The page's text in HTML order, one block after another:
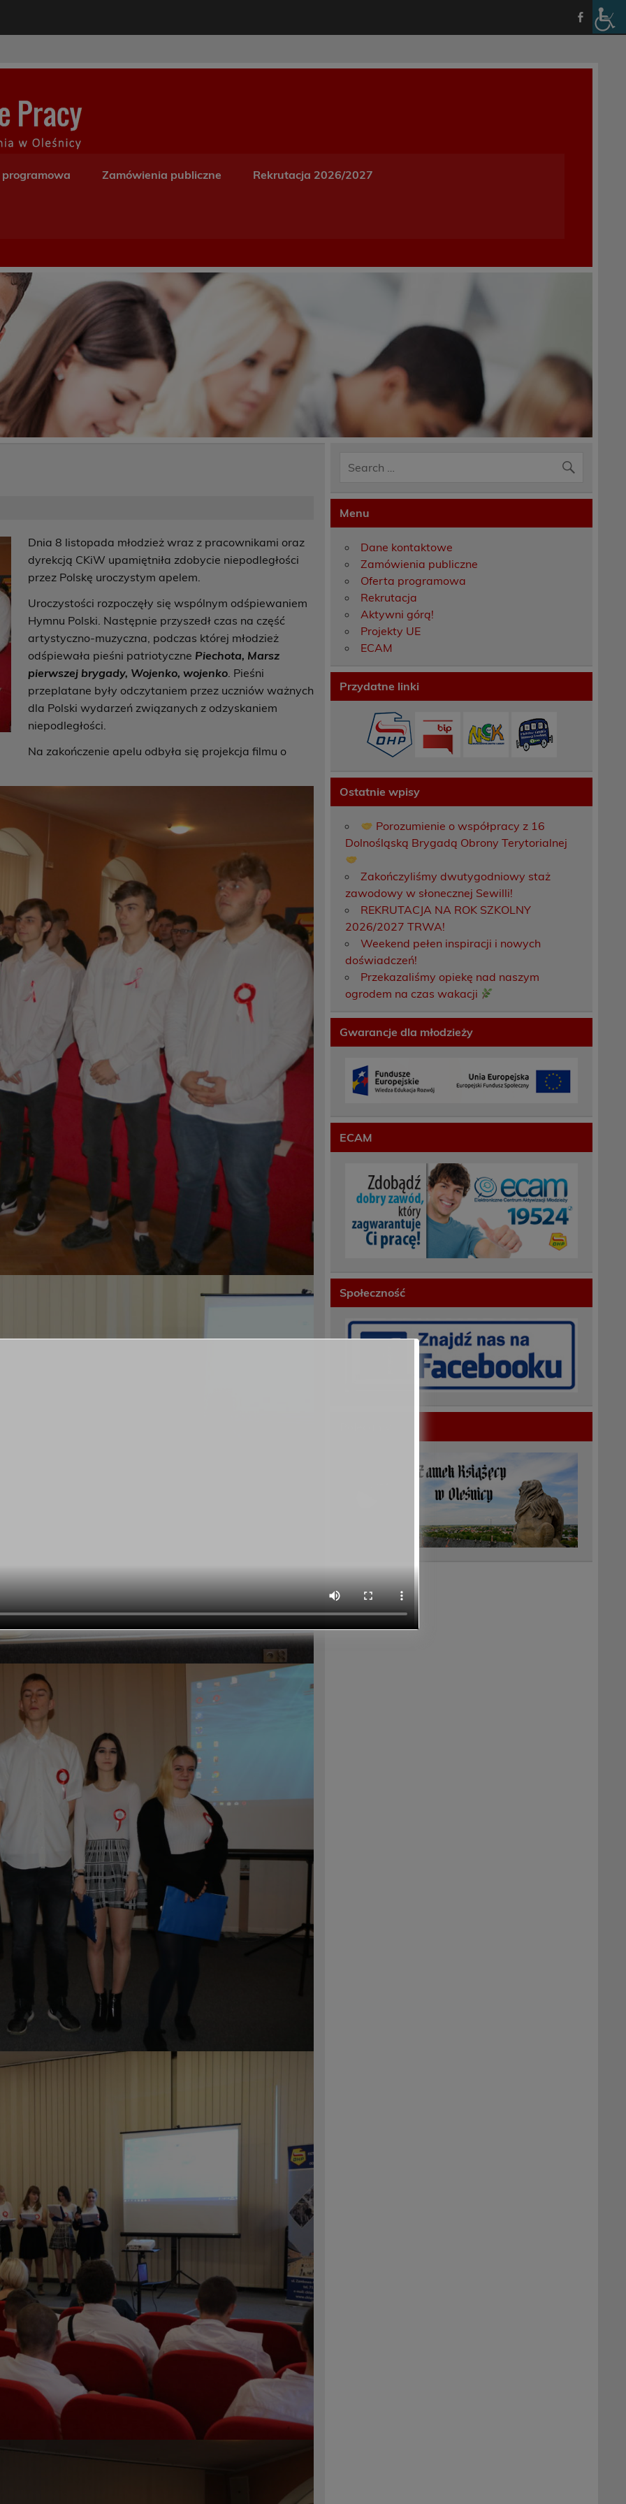
Zamówienia publiczne Rekrutacja 2026/2027
Dnia 8 listopada młodzież wraz z pracownikami oraz
dyrekcją CKiW upamiętniła zdobycie niepodległości
przez Polskę uroczystym apelem.
Uroczystości rozpoczęły się wspólnym odśpiewaniem
Hymnu Polski. Następnie przyszedł czas na część
artystyczno-muzyczna, podczas której młodzież
odśpiewała pieśni patriotyczne Piechota, Marsz
pierwszej brygady, Wojenko, wojenko . Pieśni
przeplatane były odczytaniem przez uczniów ważnych
dla Polski wydarzeń związanych z odzyskaniem
niepodległości.
Na zakończenie apelu odbyła się projekcja filmu o
Menu
Dane kontaktowe
Zamówienia publiczne
Oferta programowa
Rekrutacja
Aktywni górą!
Projekty UE
ECAM
Przydatne linki
Ostatnie wpisy
Porozumienie o współpracy z 16
Dolnośląską Brygadą Obrony Terytorialnej
Zakończyliśmy dwutygodniowy staż
zawodowy w słonecznej Sewilli!
REKRUTACJA NA ROK SZKOLNY
2026/2027 TRWA!
Weekend pełen inspiracji i nowych
doświadczeń!
Przekazaliśmy opiekę nad naszym
ogrodem na czas wakacji
Gwarancje dla młodzieży
ECAM
Społeczność